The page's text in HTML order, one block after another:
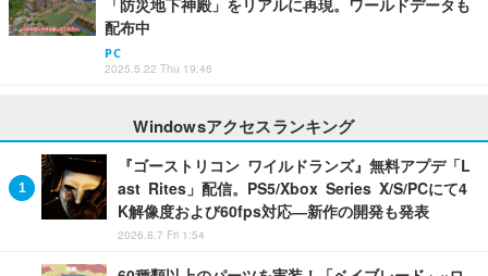
「防災地下神殿」をリアルに再現。ワールドデータも
配布中
PC
2025.5.22 Thu 19:46
Windowsアクセスランキング
『ゴーストリコン ワイルドランズ』無料アプデ「L
ast Rites」配信。PS5/Xbox Series X/S/PCにて4
K解像度および60fps対応―新作の開発も発表
2026.8.7 Fri 1:54